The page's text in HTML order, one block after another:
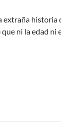
extraña historia
ni la edad